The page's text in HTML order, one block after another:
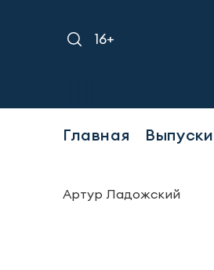
16+
Главная
Артур Ладожский